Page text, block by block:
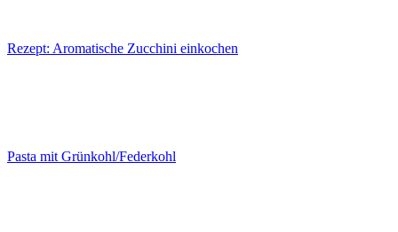
Rezept: Aromatische Zucchini einkochen
Pasta mit Grünkohl/Federkohl